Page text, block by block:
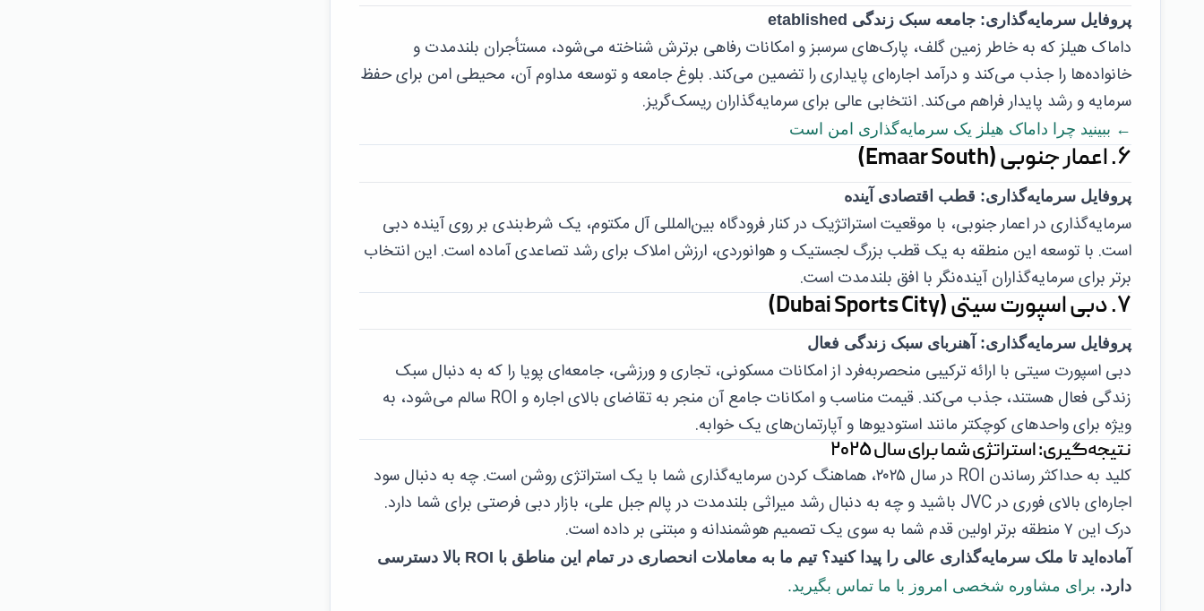
پروفایل سرمایه‌گذاری: جامعه سبک زندگی etablished
داماک هیلز که به خاطر زمین گلف، پارک‌های سرسبز و امکانات رفاهی برترش شناخته می‌شود، مستأجران بلندمدت و
خانواده‌ها را جذب می‌کند و درآمد اجاره‌ای پایداری را تضمین می‌کند. بلوغ جامعه و توسعه مداوم آن، محیطی امن برای حفظ
سرمایه و رشد پایدار فراهم می‌کند. انتخابی عالی برای سرمایه‌گذاران ریسک‌گریز.
← ببینید چرا داماک هیلز یک سرمایه‌گذاری امن است
۶. اعمار جنوبی (Emaar South)
پروفایل سرمایه‌گذاری: قطب اقتصادی آینده
سرمایه‌گذاری در اعمار جنوبی، با موقعیت استراتژیک در کنار فرودگاه بین‌المللی آل مکتوم، یک شرط‌بندی بر روی آینده دبی
است. با توسعه این منطقه به یک قطب بزرگ لجستیک و هوانوردی، ارزش املاک برای رشد تصاعدی آماده است. این انتخاب
برتر برای سرمایه‌گذاران آینده‌نگر با افق بلندمدت است.
۷. دبی اسپورت سیتی (Dubai Sports City)
پروفایل سرمایه‌گذاری: آهنربای سبک زندگی فعال
دبی اسپورت سیتی با ارائه ترکیبی منحصربه‌فرد از امکانات مسکونی، تجاری و ورزشی، جامعه‌ای پویا را که به دنبال سبک
زندگی فعال هستند، جذب می‌کند. قیمت مناسب و امکانات جامع آن منجر به تقاضای بالای اجاره و ROI سالم می‌شود، به
ویژه برای واحدهای کوچکتر مانند استودیوها و آپارتمان‌های یک خوابه.
نتیجه‌گیری: استراتژی شما برای سال ۲۰۲۵
کلید به حداکثر رساندن ROI در سال ۲۰۲۵، هماهنگ کردن سرمایه‌گذاری شما با یک استراتژی روشن است. چه به دنبال سود
اجاره‌ای بالای فوری در JVC باشید و چه به دنبال رشد میراثی بلندمدت در پالم جبل علی، بازار دبی فرصتی برای شما دارد.
درک این ۷ منطقه برتر اولین قدم شما به سوی یک تصمیم هوشمندانه و مبتنی بر داده است.
آماده‌اید تا ملک سرمایه‌گذاری عالی را پیدا کنید؟ تیم ما به معاملات انحصاری در تمام این مناطق با ROI بالا دسترسی
دارد. برای مشاوره شخصی امروز با ما تماس بگیرید.